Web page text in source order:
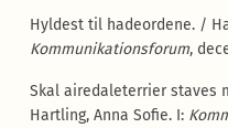
Hyldest til hadeordene. /
Kommunikationsforum,
Skal airedaleterrier staves
Hartling, Anna Sofie. I: